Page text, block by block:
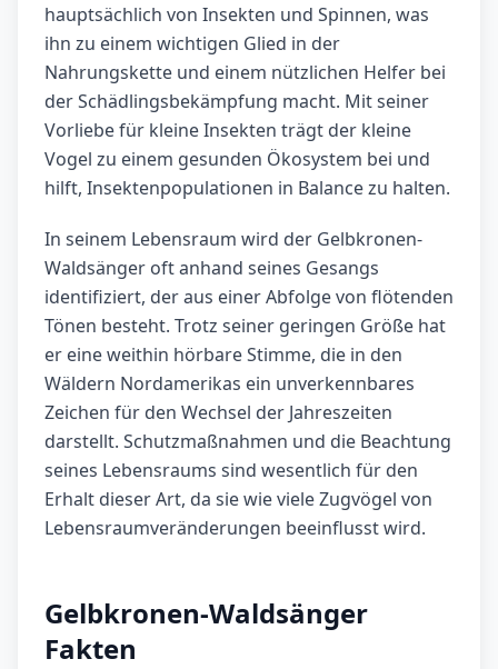
hauptsächlich von Insekten und Spinnen, was
ihn zu einem wichtigen Glied in der
Nahrungskette und einem nützlichen Helfer bei
der Schädlingsbekämpfung macht. Mit seiner
Vorliebe für kleine Insekten trägt der kleine
Vogel zu einem gesunden Ökosystem bei und
hilft, Insektenpopulationen in Balance zu halten.
In seinem Lebensraum wird der Gelbkronen-
Waldsänger oft anhand seines Gesangs
identifiziert, der aus einer Abfolge von flötenden
Tönen besteht. Trotz seiner geringen Größe hat
er eine weithin hörbare Stimme, die in den
Wäldern Nordamerikas ein unverkennbares
Zeichen für den Wechsel der Jahreszeiten
darstellt. Schutzmaßnahmen und die Beachtung
seines Lebensraums sind wesentlich für den
Erhalt dieser Art, da sie wie viele Zugvögel von
Lebensraumveränderungen beeinflusst wird.
Gelbkronen-Waldsänger
Fakten